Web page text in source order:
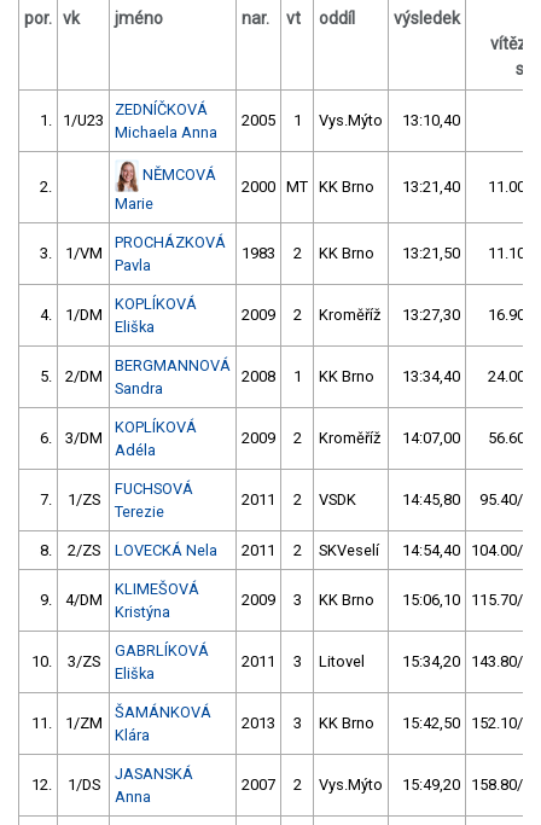
por. vk jméno nar. vt oddíl výsledek
s /
1. 1/U23
ZEDNÍČKOVÁ
Michaela Anna
2005 1 Vys.Mýto 13:10,40
2.
NĚMCOVÁ
Marie
2000 MT KK Brno 13:21,40 11.00/
3. 1/VM
PROCHÁZKOVÁ
Pavla
1983 2 KK Brno 13:21,50 11.10/
4. 1/DM
KOPLÍKOVÁ
Eliška
2009 2 Kroměříž 13:27,30 16.90/
5. 2/DM
BERGMANNOVÁ
Sandra
2008 1 KK Brno 13:34,40 24.00/
6. 3/DM
KOPLÍKOVÁ
Adéla
2009 2 Kroměříž 14:07,00 56.60/
7. 1/ZS
FUCHSOVÁ
Terezie
2011 2 VSDK 14:45,80 95.40/
8. 2/ZS LOVECKÁ Nela 2011 2 SKVeselí 14:54,40 104.00/
9. 4/DM
KLIMEŠOVÁ
Kristýna
2009 3 KK Brno 15:06,10 115.70/
10. 3/ZS
GABRLÍKOVÁ
Eliška
2011 3 Litovel 15:34,20 143.80/
11. 1/ZM
ŠAMÁNKOVÁ
Klára
2013 3 KK Brno 15:42,50 152.10/
12. 1/DS
JASANSKÁ
Anna
2007 2 Vys.Mýto 15:49,20 158.80/